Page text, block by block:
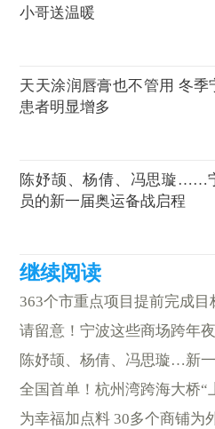
小哥送温暖
天天涂润唇膏也不管用 冬季
患者明显增多
陈妤颉、杨倩、冯思璇……
员的新一届奥运备战启程
363个市重点项目提前完成目
请留意！宁波这些商场跨年
陈妤颉、杨倩、冯思璇…新
全国首单！杭州湾跨海大桥“
为幸福加点料 30多个商铺为